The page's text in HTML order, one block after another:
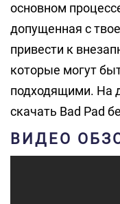
основном
допущенная с
привести к
которые могут
подходящими. На
скачать Bad Pad
ВИДЕО